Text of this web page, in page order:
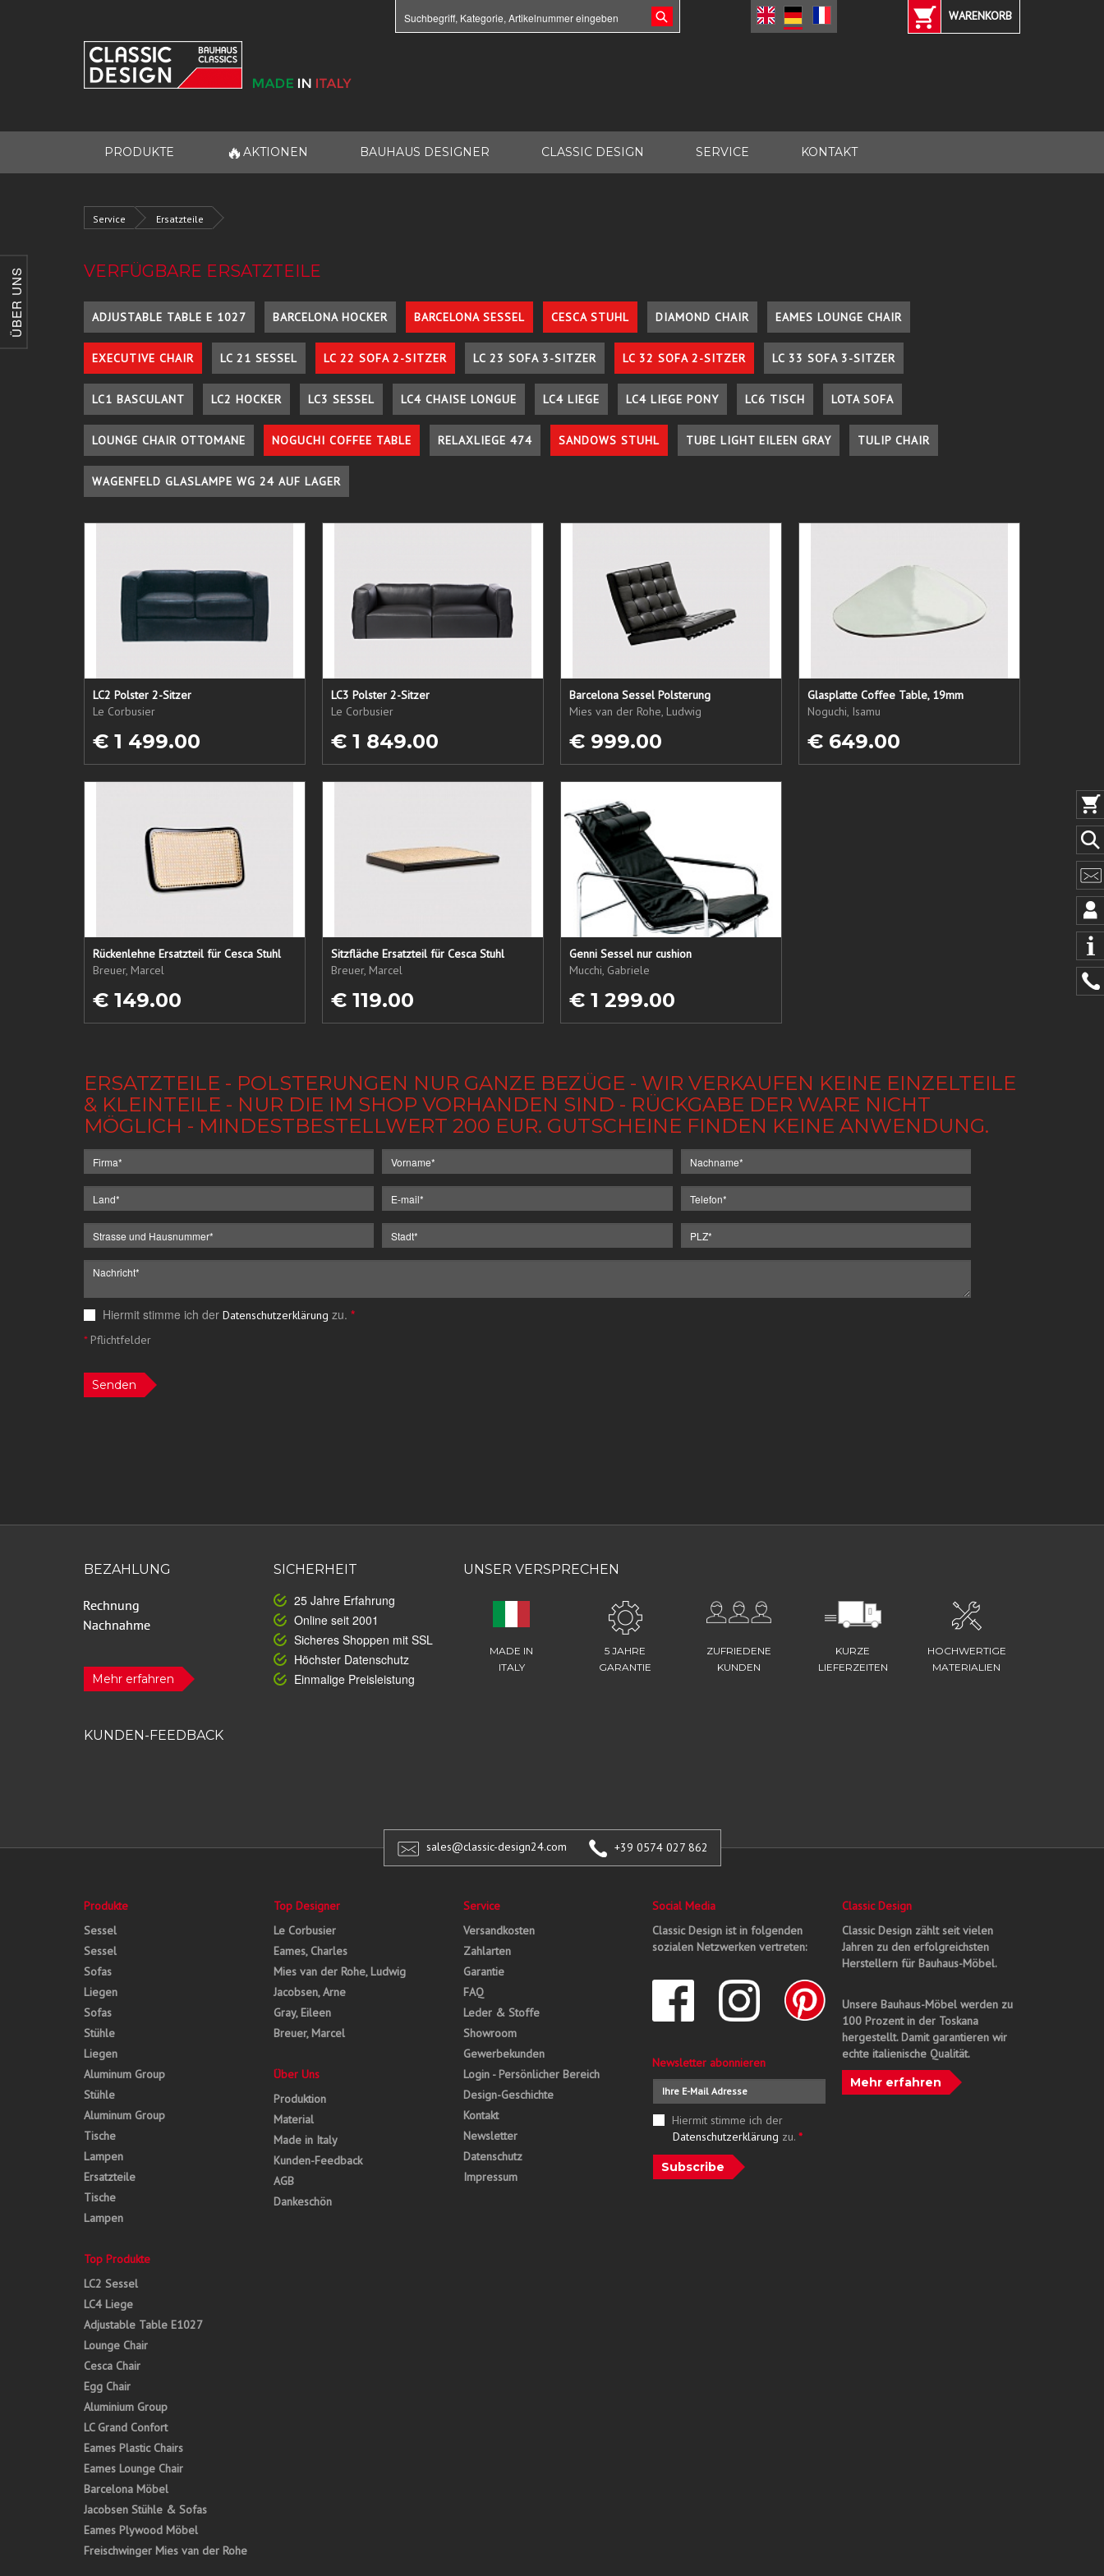
ÜBER UNS
WARENKORB
PRODUKTE 🔥 AKTIONEN BAUHAUS DESIGNER CLASSIC DESIGN SERVICE KONTAKT
Service Ersatzteile
VERFÜGBARE ERSATZTEILE
ADJUSTABLE TABLE E 1027 BARCELONA HOCKER BARCELONA SESSEL CESCA STUHL DIAMOND CHAIR EAMES LOUNGE CHAIR
EXECUTIVE CHAIR LC 21 SESSEL LC 22 SOFA 2-SITZER LC 23 SOFA 3-SITZER LC 32 SOFA 2-SITZER LC 33 SOFA 3-SITZER
LC1 BASCULANT LC2 HOCKER LC3 SESSEL LC4 CHAISE LONGUE LC4 LIEGE LC4 LIEGE PONY LC6 TISCH LOTA SOFA
LOUNGE CHAIR OTTOMANE NOGUCHI COFFEE TABLE RELAXLIEGE 474 SANDOWS STUHL TUBE LIGHT EILEEN GRAY TULIP CHAIR
WAGENFELD GLASLAMPE WG 24 AUF LAGER
LC2 Polster 2-Sitzer
Le Corbusier
€ 1 499.00
LC3 Polster 2-Sitzer
Le Corbusier
€ 1 849.00
Barcelona Sessel Polsterung
Mies van der Rohe, Ludwig
€ 999.00
Glasplatte Coffee Table, 19mm
Noguchi, Isamu
€ 649.00
Rückenlehne Ersatzteil für Cesca Stuhl
Breuer, Marcel
€ 149.00
Sitzfläche Ersatzteil für Cesca Stuhl
Breuer, Marcel
€ 119.00
Genni Sessel nur cushion
Mucchi, Gabriele
€ 1 299.00
ERSATZTEILE - POLSTERUNGEN NUR GANZE BEZÜGE - WIR VERKAUFEN KEINE EINZELTEILE
& KLEINTEILE - NUR DIE IM SHOP VORHANDEN SIND - RÜCKGABE DER WARE NICHT
MÖGLICH - MINDESTBESTELLWERT 200 EUR. GUTSCHEINE FINDEN KEINE ANWENDUNG.
Hiermit stimme ich der Datenschutzerklärung zu. *
*Pflichtfelder
Senden
BEZAHLUNG
Mehr erfahren
SICHERHEIT
25 Jahre Erfahrung
Online seit 2001
Sicheres Shoppen mit SSL
Höchster Datenschutz
Einmalige Preisleistung
UNSER VERSPRECHEN
MADE IN
ITALY
5 JAHRE
GARANTIE
ZUFRIEDENE
KUNDEN
KURZE
LIEFERZEITEN
HOCHWERTIGE
MATERIALIEN
KUNDEN-FEEDBACK
sales@classic-design24.com +39 0574 027 862
Produkte
Sessel
Sessel
Sofas
Liegen
Sofas
Stühle
Liegen
Aluminum Group
Stühle
Aluminum Group
Tische
Lampen
Ersatzteile
Tische
Lampen
Top Produkte
LC2 Sessel
LC4 Liege
Adjustable Table E1027
Lounge Chair
Cesca Chair
Egg Chair
Aluminium Group
LC Grand Confort
Eames Plastic Chairs
Eames Lounge Chair
Barcelona Möbel
Jacobsen Stühle & Sofas
Eames Plywood Möbel
Freischwinger Mies van der Rohe
Top Designer
Le Corbusier
Eames, Charles
Mies van der Rohe, Ludwig
Jacobsen, Arne
Gray, Eileen
Breuer, Marcel
Über Uns
Produktion
Material
Made in Italy
Kunden-Feedback
AGB
Dankeschön
Service
Versandkosten
Zahlarten
Garantie
FAQ
Leder & Stoffe
Showroom
Gewerbekunden
Login - Persönlicher Bereich
Design-Geschichte
Kontakt
Newsletter
Datenschutz
Impressum
Social Media
Classic Design ist in folgenden
sozialen Netzwerken vertreten:
Newsletter abonnieren
Hiermit stimme ich der
Datenschutzerklärung zu. *
Subscribe
Classic Design
Classic Design zählt seit vielen
Jahren zu den erfolgreichsten
Herstellern für Bauhaus-Möbel.
Unsere Bauhaus-Möbel werden zu
100 Prozent in der Toskana
hergestellt. Damit garantieren wir
echte italienische Qualität.
Mehr erfahren